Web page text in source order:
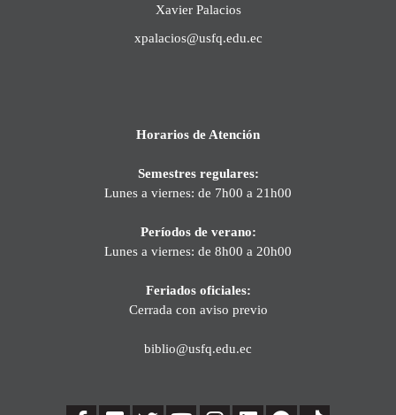
Xavier Palacios
xpalacios@usfq.edu.ec
Horarios de Atención
Semestres regulares:
Lunes a viernes: de 7h00 a 21h00
Períodos de verano:
Lunes a viernes: de 8h00 a 20h00
Feriados oficiales:
Cerrada con aviso previo
biblio@usfq.edu.ec